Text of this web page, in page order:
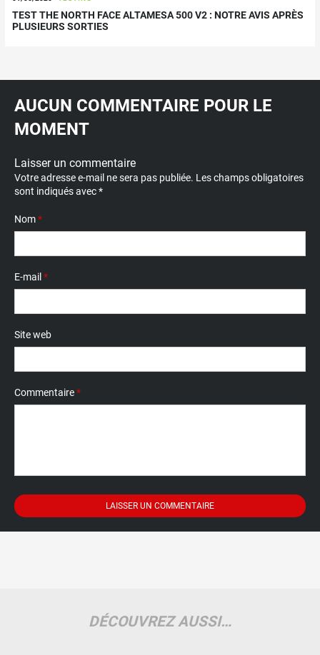
TEST THE NORTH FACE ALTAMESA 500 V2 : NOTRE AVIS APRÈS
PLUSIEURS SORTIES
AUCUN COMMENTAIRE POUR LE
MOMENT
Laisser un commentaire
Votre adresse e-mail ne sera pas publiée. Les champs obligatoires
sont indiqués avec*
Nom*
E-mail *
Site web
Commentaire*
DÉCOUVREZ AUSSI…